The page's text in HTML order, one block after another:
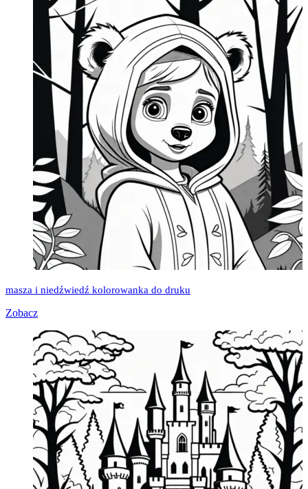
masza i niedźwiedź kolorowanka do druku
Zobacz